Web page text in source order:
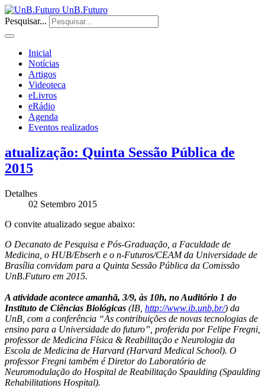
UnB.Futuro
Pesquisar...
Inicial
Notícias
Artigos
Videoteca
eLivros
eRádio
Agenda
Eventos realizados
atualização: Quinta Sessão Pública de
2015
Detalhes
02 Setembro 2015
O convite atualizado segue abaixo:
O Decanato de Pesquisa e Pós-Graduação, a Faculdade de
Medicina, o HUB/Ebserh e o n-Futuros/CEAM da Universidade de
Brasília convidam para a Quinta Sessão Pública da Comissão
UnB.Futuro em 2015.
A atividade acontece amanhã, 3/9, às 10h, no Auditório 1 do
Instituto de Ciências Biológicas (IB, http://www.ib.unb.br/) da
UnB, com a conferência “As contribuições de novas tecnologias de
ensino para a Universidade do futuro”, proferida por Felipe Fregni,
professor de Medicina Física & Reabilitação e Neurologia da
Escola de Medicina de Harvard (Harvard Medical School). O
professor Fregni também é Diretor do Laboratório de
Neuromodulação do Hospital de Reabilitação Spaulding (Spaulding
Rehabilitations Hospital).